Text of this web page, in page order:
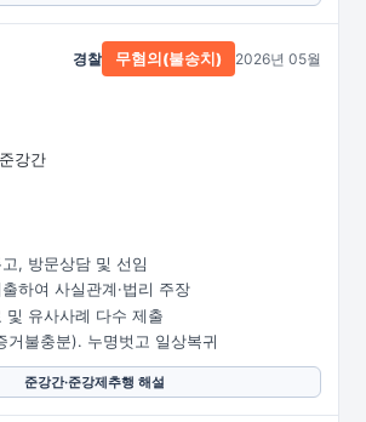
준강간
경찰 무혐의(불송치) 2026년 05월
, 방문상담 및 선임
하여 사실관계·법리 주장
및 유사사례 다수 제출
거불충분). 누명벗고 일상복귀
준강간·준강제추행 해설